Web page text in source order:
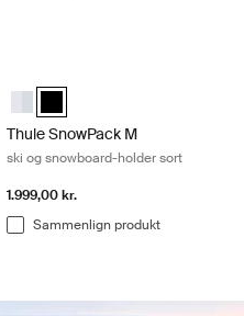
Thule SnowPack M Aluminium
Thule SnowPack M Sort
Thule SnowPack M
ski og snowboard-holder sort
1.999,00 kr.
Sammenlign produkt